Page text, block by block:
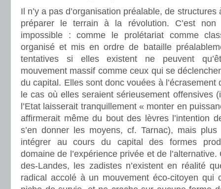
Il n’y a pas d’organisation préalable, de
préparer le terrain à la révolution. C’est non
impossible : comme le prolétariat comme
organisé et mis en ordre de bataille
tentatives si elles existent ne peuvent
mouvement massif comme ceux qui se
du capital. Elles sont donc vouées à
le cas où elles seraient sérieusement offensives
l’Etat laisserait tranquillement « monter en
affirmerait même du bout des lèvres l’intention
s’en donner les moyens, cf. Tarnac), mais
intégrer au cours du capital des formes
domaine de l’expérience privée et de
des-Landes, les zadistes n’existent en réalité
radical accolé à un mouvement éco-citoyen qui